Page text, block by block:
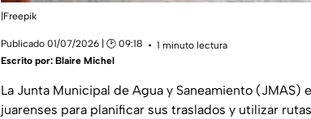
|Freepik
Publicado 01/07/2026 | 🕑 09:18
1 minuto lectura
Escrito por: Blaire Michel
La Junta Municipal de Agua y Saneamiento
juarenses para planificar sus traslados y utilizar